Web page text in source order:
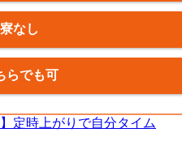
寮なし
らでも可